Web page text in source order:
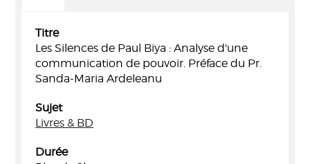
Titre
Les Silences de Paul Biya : Analyse d'une
communication de pouvoir. Préface du Pr.
Sanda-Maria Ardeleanu
Sujet
Livres & BD
Durée